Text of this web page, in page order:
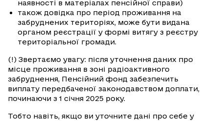
наявності в матеріалах пенсійної справи)
також довідка про період проживання на
забруднених територіях, може бути видана
органом реєстрації у формі витягу з реєстру
територіальної громади.
(!) Звертаємо увагу: після уточнення даних про
місце проживання в зоні радіоактивного
забруднення, Пенсійний фонд забезпечить
виплату передбаченої законодавством доплати,
починаючи з 1 січня 2025 року.
Тобто навіть, якщо ви уточните дані про себе у